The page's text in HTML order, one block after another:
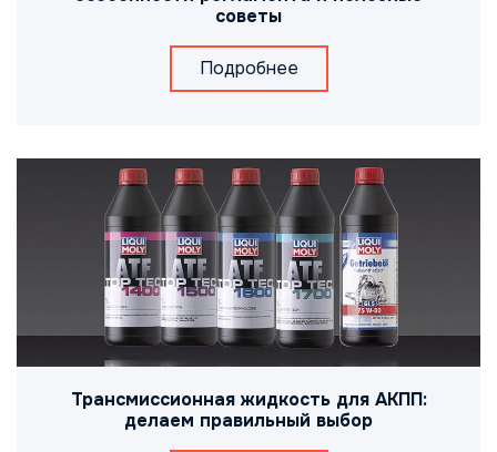
советы
Подробнее
Трансмиссионная жидкость для АКПП:
делаем правильный выбор